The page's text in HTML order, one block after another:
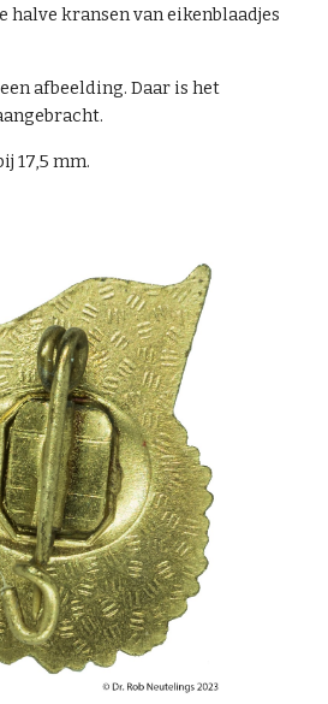
halvekransenvan eikenblaadjes
afbeelding. Daar is het
17,5 mm.